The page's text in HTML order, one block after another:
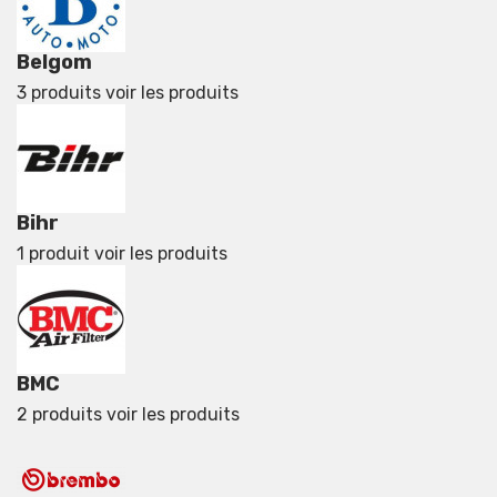
Belgom
3 produits voir les produits
Bihr
1 produit voir les produits
BMC
2 produits voir les produits